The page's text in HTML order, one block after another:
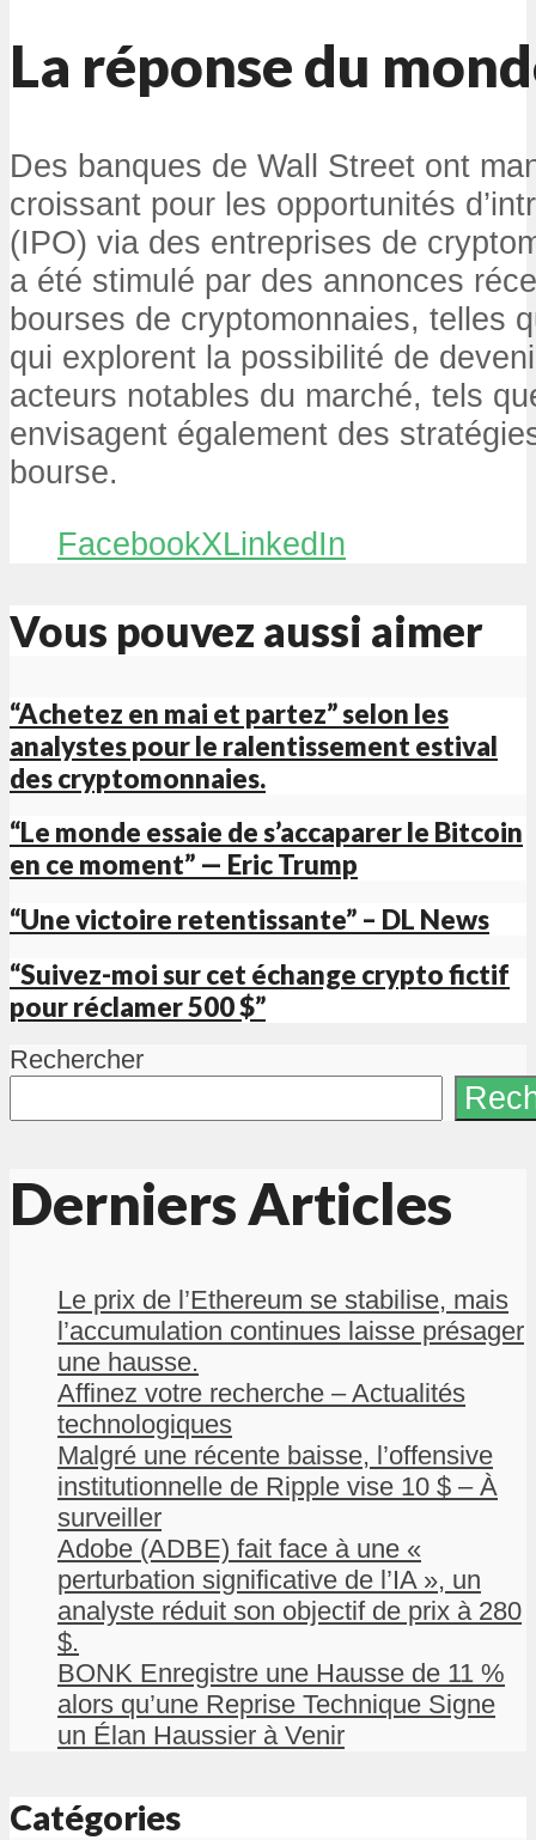
La réponse du
Des banques de Wall Street ont
croissant pour les opportunités
(IPO) via des entreprises de
a été stimulé par des annonces
bourses de cryptomonnaies, telles
qui explorent la possibilité de
acteurs notables du marché, tels
envisagent également des
bourse.
FacebookXLinkedIn
Vous pouvez aussi aimer
“Achetez en mai et partez” selon les
analystes pour le ralentissement estival
des cryptomonnaies.
“Le monde essaie de s’accaparer le Bitcoin
en ce moment” — Eric Trump
“Une victoire retentissante” – DL News
“Suivez-moi sur cet échange crypto fictif
pour réclamer 500 $”
Rechercher
Derniers Articles
Le prix de l’Ethereum se stabilise, mais
l’accumulation continues laisse présager
une hausse.
Affinez votre recherche – Actualités
technologiques
Malgré une récente baisse, l’offensive
institutionnelle de Ripple vise 10 $ – À
surveiller
Adobe (ADBE) fait face à une «
perturbation significative de l’IA », un
analyste réduit son objectif de prix à 280
$.
BONK Enregistre une Hausse de 11 %
alors qu’une Reprise Technique Signe
un Élan Haussier à Venir
Catégories